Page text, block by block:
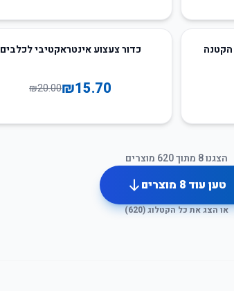
כדור צעצוע אינטראקטיבי לכלבים
₪15.70
₪20.00
הצגנו8 מתוך620 מוצרים
טען עוד8 מוצרים
או הצג את כל הקטלוג (620
)